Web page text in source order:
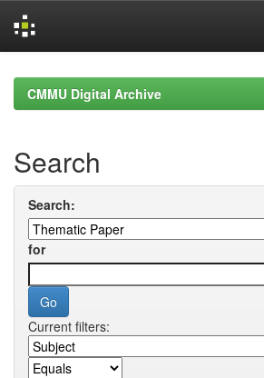
navigationCMMU Digital Archive
Search
Search:
for
Current filters: